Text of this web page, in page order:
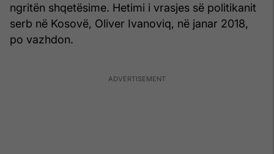
ngritën shqetësime. Hetimi i vrasjes së politikanit
serb në Kosovë, Oliver Ivanoviq, në janar 2018,
po vazhdon.